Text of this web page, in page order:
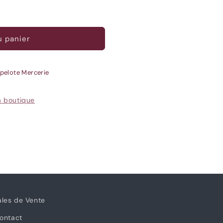
panier
Mercerie
boutique
de Vente